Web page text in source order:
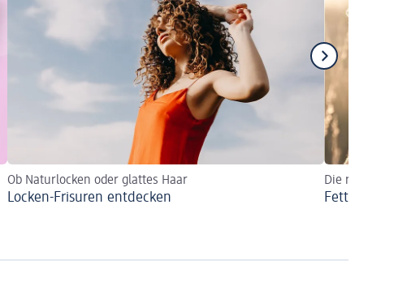
Ob Naturlocken oder glattes Haar
Locken-Frisuren entdecken
Die richtige
Fettiger